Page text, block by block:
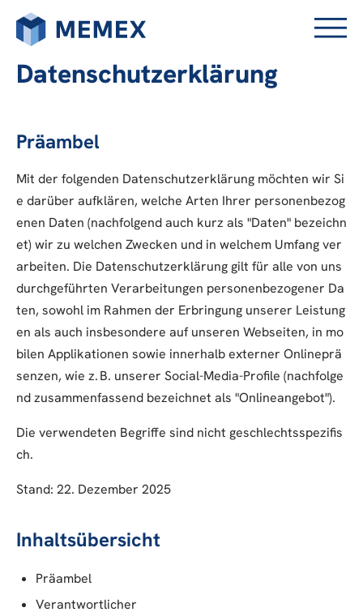
Datenschutzerklärung
Präambel
Mit der folgenden Datenschutzerklärung möchten wir Si
e darüber aufklären, welche Arten Ihrer personenbezog
enen Daten (nachfolgend auch kurz als "Daten" bezeichn
et) wir zu welchen Zwecken und in welchem Umfang ver
arbeiten. Die Datenschutzerklärung gilt für alle von uns
durchgeführten Verarbeitungen personenbezogener Da
ten, sowohl im Rahmen der Erbringung unserer Leistung
en als auch insbesondere auf unseren Webseiten, in mo
bilen Applikationen sowie innerhalb externer Onlineprä
senzen, wie z. B. unserer Social-Media-Profile (nachfolge
nd zusammenfassend bezeichnet als "Onlineangebot").
Die verwendeten Begriffe sind nicht geschlechtsspezifis
ch.
Stand: 22. Dezember 2025
Inhaltsübersicht
Präambel
Verantwortlicher